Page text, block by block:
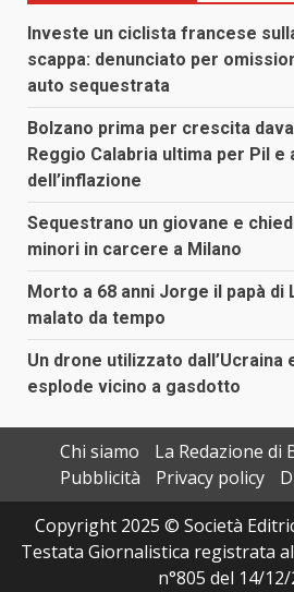
Investe un ciclista francese
scappa: denunciato per
auto sequestrata
Bolzano prima per crescita
Reggio Calabria ultima per Pil e
dell’inflazione
Sequestrano un giovane e
minori in carcere a Milano
Morto a 68 anni Jorge il papà di
malato da tempo
Un drone utilizzato dall’Ucraina
esplode vicino a gasdotto
Chi siamo
La Redazione di
Pubblicità
Privacy policy
Copyright 2025 © Società
Testata Giornalistica registrata
n°805 del 14/12/